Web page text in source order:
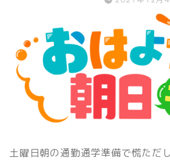
土曜日朝の通勤通学準備で慌ただ